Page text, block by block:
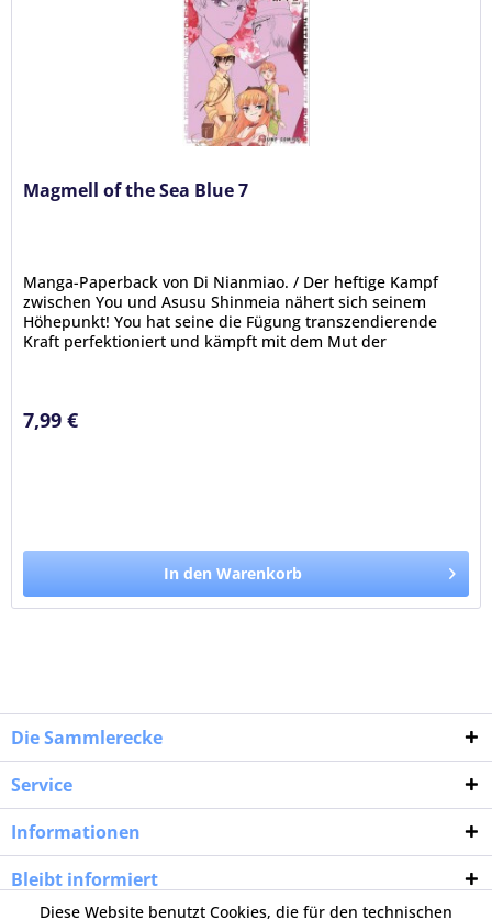
Magmell of the Sea Blue 7
Manga-Paperback von Di Nianmiao. / Der heftige Kampf
zwischen You und Asusu Shinmeia nähert sich seinem
Höhepunkt! You hat seine die Fügung transzendierende
Kraft perfektioniert und kämpft mit dem Mut der
7,99 €
In den Warenkorb
Die Sammlerecke
Service
Informationen
Bleibt informiert
Diese Website benutzt Cookies, die für den technischen